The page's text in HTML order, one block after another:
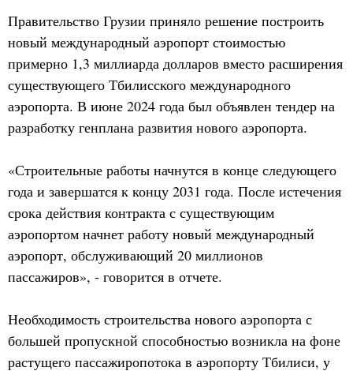
Правительство Грузии приняло решение построить
новый международный аэропорт стоимостью
примерно 1,3 миллиарда долларов вместо расширения
существующего Тбилисского международного
аэропорта. В июне 2024 года был объявлен тендер на
разработку генплана развития нового аэропорта.
«Строительные работы начнутся в конце следующего
года и завершатся к концу 2031 года. После истечения
срока действия контракта с существующим
аэропортом начнет работу новый международный
аэропорт, обслуживающий 20 миллионов
пассажиров», - говорится в отчете.
Необходимость строительства нового аэропорта с
большей пропускной способностью возникла на фоне
растущего пассажиропотока в аэропорту Тбилиси, у